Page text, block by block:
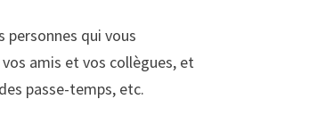
personnes qui vous
amis et vos collègues, et
passe-temps, etc.